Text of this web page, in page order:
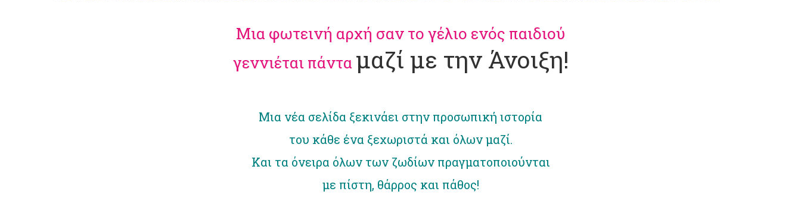
Μια φωτεινή αρχή σαν το γέλιο ενός παιδιού
γεννιέται πάντα μαζί με την Άνοιξη!
Μια νέα σελίδα ξεκινάει στην προσωπική ιστορία
του κάθε ένα ξεχωριστά και όλων μαζί.
Και τα όνειρα όλων των ζωδίων πραγματοποιούνται
με πίστη, θάρρος και πάθος!